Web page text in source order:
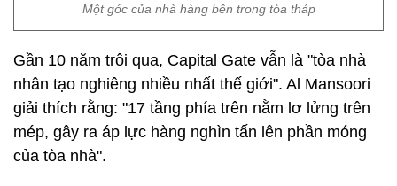
Một góc của nhà hàng bên trong tòa tháp
Gần 10 năm trôi qua, Capital Gate vẫn là "tòa nhà
nhân tạo nghiêng nhiều nhất thế giới". Al Mansoori
giải thích rằng: "17 tầng phía trên nằm lơ lửng trên
mép, gây ra áp lực hàng nghìn tấn lên phần móng
của tòa nhà".